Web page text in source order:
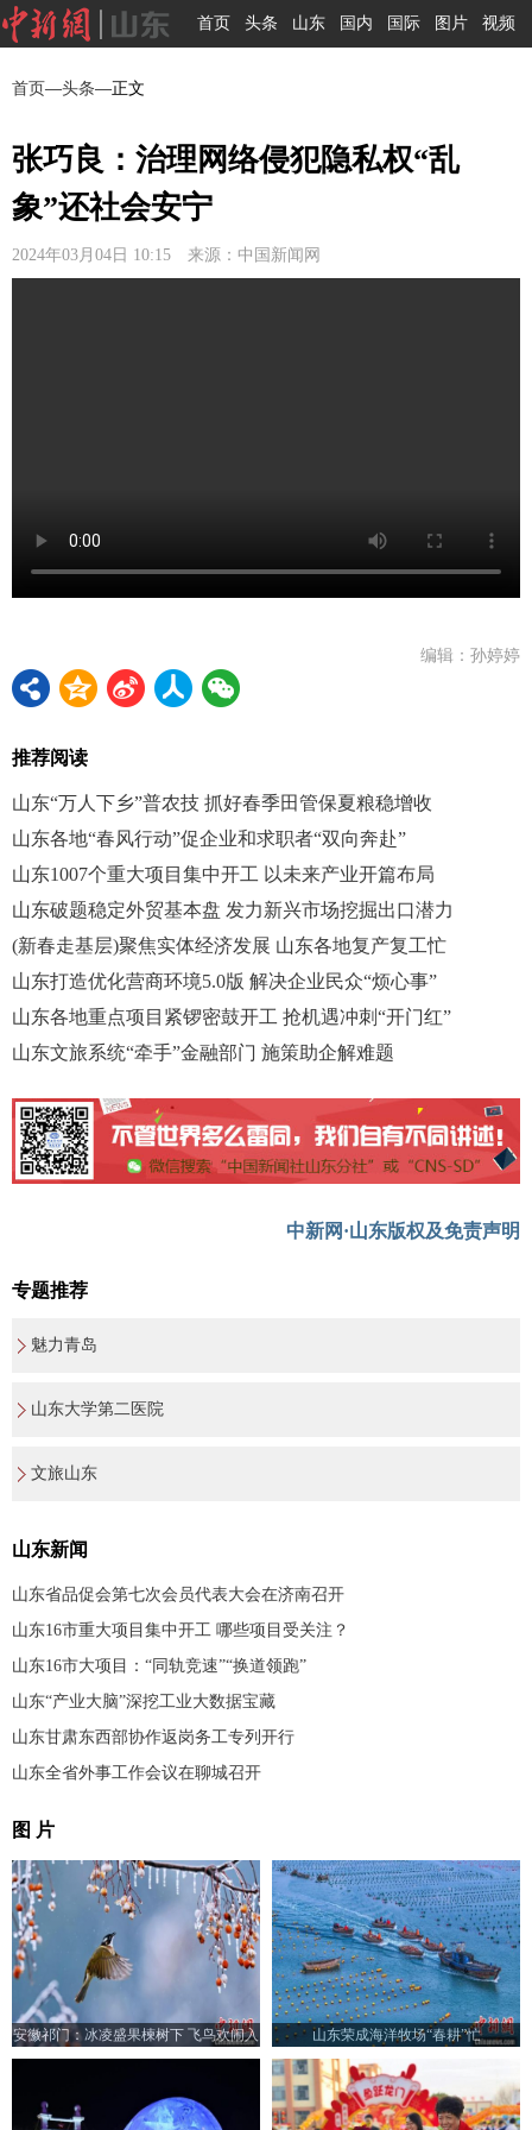
首页 头条 山东 国内 国际 图片 视频
首页—头条—正文
张巧良：治理网络侵犯隐私权“乱
象”还社会安宁
2024年03月04日 10:15 来源：中国新闻网
编辑：孙婷婷
推荐阅读
山东“万人下乡”普农技 抓好春季田管保夏粮稳增收
山东各地“春风行动”促企业和求职者“双向奔赴”
山东1007个重大项目集中开工 以未来产业开篇布局
山东破题稳定外贸基本盘 发力新兴市场挖掘出口潜力
(新春走基层)聚焦实体经济发展 山东各地复产复工忙
山东打造优化营商环境5.0版 解决企业民众“烦心事”
山东各地重点项目紧锣密鼓开工 抢机遇冲刺“开门红”
山东文旅系统“牵手”金融部门 施策助企解难题
中新网·山东版权及免责声明
专题推荐
魅力青岛
山东大学第二医院
文旅山东
山东新闻
山东省品促会第七次会员代表大会在济南召开
山东16市重大项目集中开工 哪些项目受关注？
山东16市大项目：“同轨竞速”“换道领跑”
山东“产业大脑”深挖工业大数据宝藏
山东甘肃东西部协作返岗务工专列开行
山东全省外事工作会议在聊城召开
图 片
安徽祁门：冰凌盛果楝树下 飞鸟欢闹入
画来
山东荣成海洋牧场“春耕”忙